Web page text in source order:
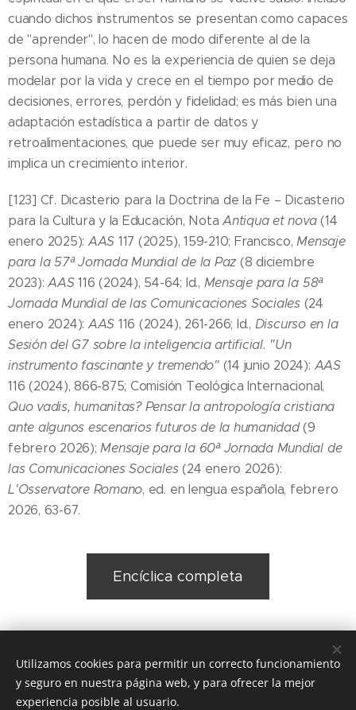
cuando dichos instrumentos se presentan como capaces
de "aprender", lo hacen de modo diferente al de la
persona humana. No es la experiencia de quien se deja
modelar por la vida y crece en el tiempo por medio de
decisiones, errores, perdón y fidelidad; es más bien una
adaptación estadística a partir de datos y
retroalimentaciones, que puede ser muy eficaz, pero no
implica un crecimiento interior.
[123] Cf. Dicasterio para la Doctrina de la Fe – Dicasterio
para la Cultura y la Educación, NotaAntiqua et nova(14
enero 2025): AAS 117 (2025), 159-210; Francisco,Mensaje
para la 57ª Jornada Mundial de la Paz (8 diciembre
2023):AAS116 (2024), 54-64; Id., Mensaje para la 58ª
Jornada Mundial de las Comunicaciones Sociales(24
enero 2024): AAS 116 (2024), 261-266; Id., Discurso en la
Sesión del G7 sobre la inteligencia artificial. "Un
instrumento fascinante y tremendo"(14 junio 2024): AAS
116 (2024), 866-875; Comisión Teológica Internacional,
Quo vadis, humanitas? Pensar la antropología cristiana
ante algunos escenarios futuros de la humanidad(9
febrero 2026);Mensaje para la 60ª Jornada Mundial de
las Comunicaciones Sociales(24 enero 2026):
L'Osservatore Romano, ed. en lengua española, febrero
2026, 63-67.
Encíclica completa
Share
Utilizamos cookies para permitir un correcto funcionamiento
y seguro en nuestra página web, y para ofrecer la mejor
experiencia posible al usuario.